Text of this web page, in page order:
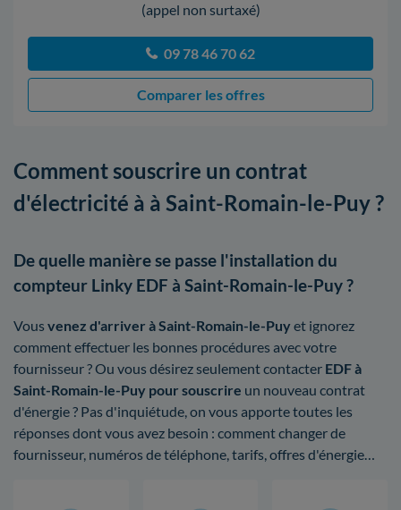
(appel non surtaxé)
09 78 46 70 62
Comparer les offres
Comment souscrire un contrat
d'électricité à à Saint-Romain-le-Puy ?
De quelle manière se passe l'installation du
compteur Linky EDF à Saint-Romain-le-Puy ?
Vous venez d'arriver à Saint-Romain-le-Puyet ignorez
comment effectuer les bonnes procédures avec votre
fournisseur ? Ou vous désirez seulement contacter EDF à
Saint-Romain-le-Puy pour souscrire un nouveau contrat
d'énergie ? Pas d'inquiétude, on vous apporte toutes les
réponses dont vous avez besoin : comment changer de
fournisseur, numéros de téléphone, tarifs, offres d'énergie…